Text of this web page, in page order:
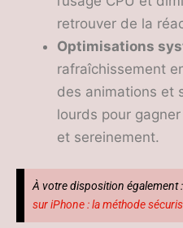
retrouver de la
Optimisations
rafraîchissement
des animations et
lourds pour
et sereinement.
À votre disposition également :
sur iPhone : la méthode